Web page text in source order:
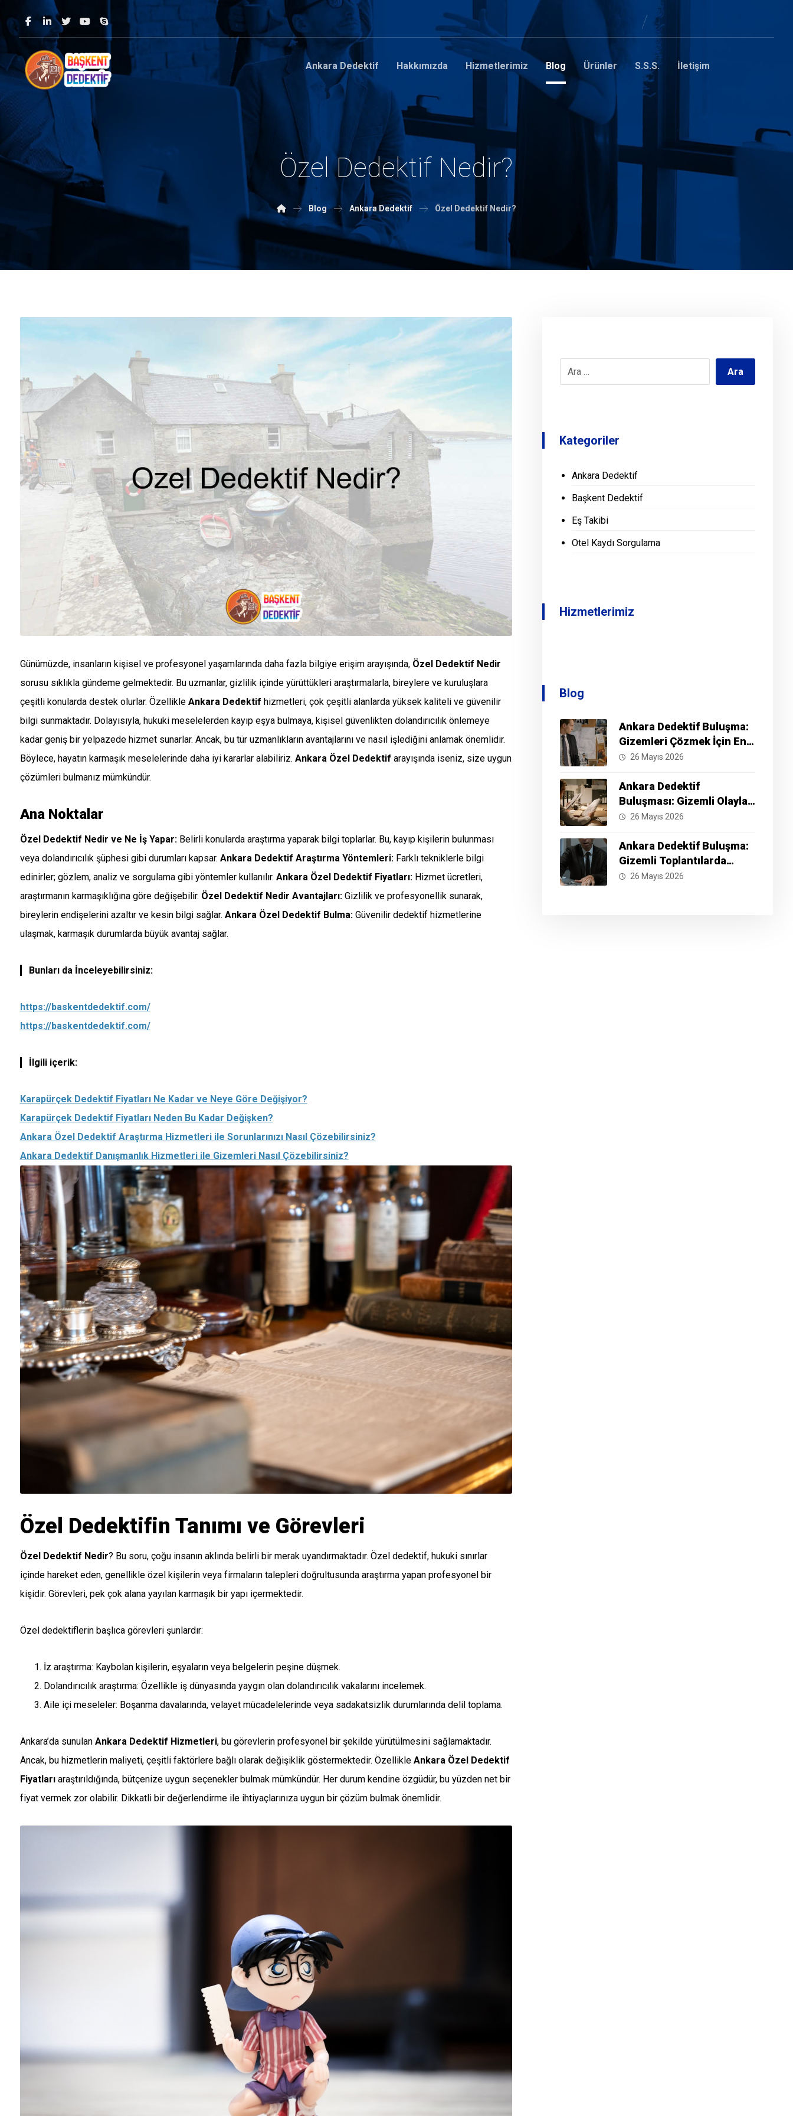
Ankara Dedektif Hakkımızda Hizmetlerimiz Blog Ürünler S.S.S. İletişim
Özel Dedektif Nedir?
Blog Ankara Dedektif Özel Dedektif Nedir?
Günümüzde, insanların kişisel ve profesyonel yaşamlarında daha fazla bilgiye erişim arayışında, Özel Dedektif Nedir
sorusu sıklıkla gündeme gelmektedir. Bu uzmanlar, gizlilik içinde yürüttükleri araştırmalarla, bireylere ve kuruluşlara
çeşitli konularda destek olurlar. Özellikle Ankara Dedektif hizmetleri, çok çeşitli alanlarda yüksek kaliteli ve güvenilir
bilgi sunmaktadır. Dolayısıyla, hukuki meselelerden kayıp eşya bulmaya, kişisel güvenlikten dolandırıcılık önlemeye
kadar geniş bir yelpazede hizmet sunarlar. Ancak, bu tür uzmanlıkların avantajlarını ve nasıl işlediğini anlamak önemlidir.
Böylece, hayatın karmaşık meselelerinde daha iyi kararlar alabiliriz. Ankara Özel Dedektif arayışında iseniz, size uygun
çözümleri bulmanız mümkündür.
Ana Noktalar
Özel Dedektif Nedir ve Ne İş Yapar:Belirli konularda araştırma yaparak bilgi toplarlar. Bu, kayıp kişilerin bulunması
veya dolandırıcılık şüphesi gibi durumları kapsar. Ankara Dedektif Araştırma Yöntemleri:Farklı tekniklerle bilgi
edinirler; gözlem, analiz ve sorgulama gibi yöntemler kullanılır. Ankara Özel Dedektif Fiyatları:Hizmet ücretleri,
araştırmanın karmaşıklığına göre değişebilir. Özel Dedektif Nedir Avantajları:Gizlilik ve profesyonellik sunarak,
bireylerin endişelerini azaltır ve kesin bilgi sağlar. Ankara Özel Dedektif Bulma:Güvenilir dedektif hizmetlerine
ulaşmak, karmaşık durumlarda büyük avantaj sağlar.
Bunları da İnceleyebilirsiniz:
https://baskentdedektif.com/
https://baskentdedektif.com/
İlgili içerik:
Karapürçek Dedektif Fiyatları Ne Kadar ve Neye Göre Değişiyor?
Karapürçek Dedektif Fiyatları Neden Bu Kadar Değişken?
Ankara Özel Dedektif Araştırma Hizmetleri ile Sorunlarınızı Nasıl Çözebilirsiniz?
Ankara Dedektif Danışmanlık Hizmetleri ile Gizemleri Nasıl Çözebilirsiniz?
Özel Dedektifin Tanımı ve Görevleri
Özel Dedektif Nedir? Bu soru, çoğu insanın aklında belirli bir merak uyandırmaktadır. Özel dedektif, hukuki sınırlar
içinde hareket eden, genellikle özel kişilerin veya firmaların talepleri doğrultusunda araştırma yapan profesyonel bir
kişidir. Görevleri, pek çok alana yayılan karmaşık bir yapı içermektedir.
Özel dedektiflerin başlıca görevleri şunlardır:
İz araştırma: Kaybolan kişilerin, eşyaların veya belgelerin peşine düşmek.
Dolandırıcılık araştırma: Özellikle iş dünyasında yaygın olan dolandırıcılık vakalarını incelemek.
Aile içi meseleler: Boşanma davalarında, velayet mücadelelerinde veya sadakatsizlik durumlarında delil toplama.
Ankara’da sunulan Ankara Dedektif Hizmetleri, bu görevlerin profesyonel bir şekilde yürütülmesini sağlamaktadır.
Ancak, bu hizmetlerin maliyeti, çeşitli faktörlere bağlı olarak değişiklik göstermektedir. Özellikle Ankara Özel Dedektif
Fiyatlarıaraştırıldığında, bütçenize uygun seçenekler bulmak mümkündür. Her durum kendine özgüdür, bu yüzden net bir
fiyat vermek zor olabilir. Dikkatli bir değerlendirme ile ihtiyaçlarınıza uygun bir çözüm bulmak önemlidir.
Kategoriler
Ankara Dedektif
Başkent Dedektif
Eş Takibi
Otel Kaydı Sorgulama
Hizmetlerimiz
Blog
Ankara Dedektif Buluşma:
Gizemleri Çözmek İçin En
İyi Yöntemler Nelerdir?
26 Mayıs 2026
Ankara Dedektif
Buluşması: Gizemli Olayları
Çözmek İçin Hazır Mısınız?
26 Mayıs 2026
Ankara Dedektif Buluşma:
Gizemli Toplantılarda
Neler Yaşanıyor?
26 Mayıs 2026